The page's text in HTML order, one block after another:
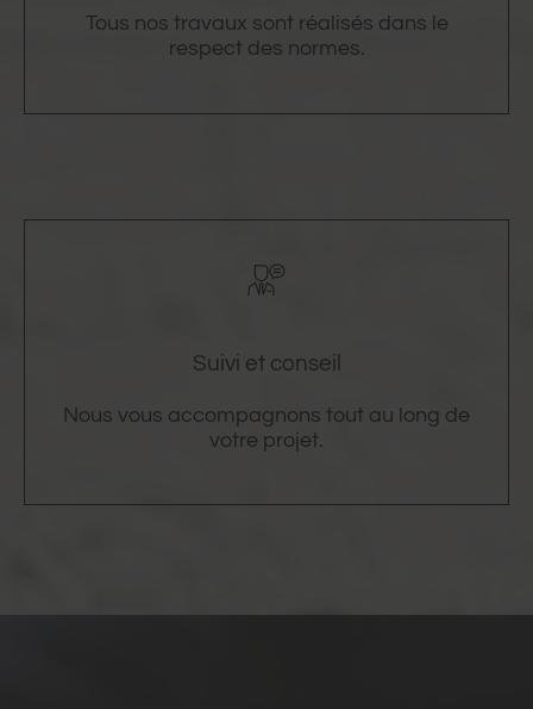
Tous nos travaux sont réalisés dans le
respect des normes.
Suivi et conseil
Nous vous accompagnons tout au long de
votre projet.